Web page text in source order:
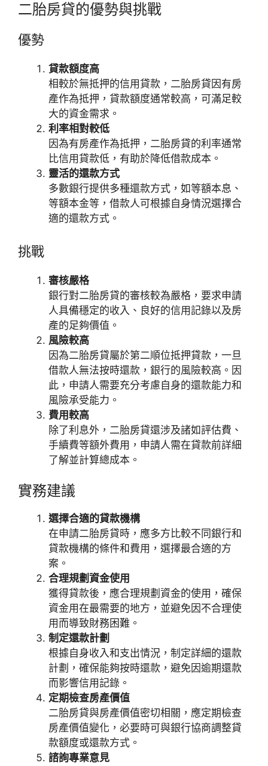
二胎房貸的優勢與挑戰
優勢
貸款額度高
相較於無抵押的信用貸款，二胎房貸因有房
產作為抵押，貸款額度通常較高，可滿足較
大的資金需求。
利率相對較低
因為有房產作為抵押，二胎房貸的利率通常
比信用貸款低，有助於降低借款成本。
靈活的還款方式
多數銀行提供多種還款方式，如等額本息、
等額本金等，借款人可根據自身情況選擇合
適的還款方式。
挑戰
審核嚴格
銀行對二胎房貸的審核較為嚴格，要求申請
人具備穩定的收入、良好的信用記錄以及房
產的足夠價值。
風險較高
因為二胎房貸屬於第二順位抵押貸款，一旦
借款人無法按時還款，銀行的風險較高。因
此，申請人需要充分考慮自身的還款能力和
風險承受能力。
費用較高
除了利息外，二胎房貸還涉及諸如評估費、
手續費等額外費用，申請人需在貸款前詳細
了解並計算總成本。
實務建議
選擇合適的貸款機構
在申請二胎房貸時，應多方比較不同銀行和
貸款機構的條件和費用，選擇最合適的方
案。
合理規劃資金使用
獲得貸款後，應合理規劃資金的使用，確保
資金用在最需要的地方，並避免因不合理使
用而導致財務困難。
制定還款計劃
根據自身收入和支出情況，制定詳細的還款
計劃，確保能夠按時還款，避免因逾期還款
而影響信用記錄。
定期檢查房產價值
二胎房貸與房產價值密切相關，應定期檢查
房產價值變化，必要時可與銀行協商調整貸
款額度或還款方式。
諮詢專業意見